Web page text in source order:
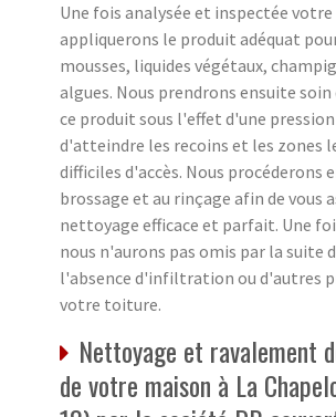
Une fois analysée et inspectée
appliquerons le produit adéquat
mousses, liquides végétaux,
algues. Nous prendrons ensuite
ce produit sous l'effet d'une
d'atteindre les recoins et les zones
difficiles d'accès. Nous procéderons
brossage et au rinçage afin de vous
nettoyage efficace et parfait. Une
nous n'aurons pas omis par la suite
l'absence d'infiltration ou d'autres
votre toiture.
Nettoyage et ravalement
de votre maison à La